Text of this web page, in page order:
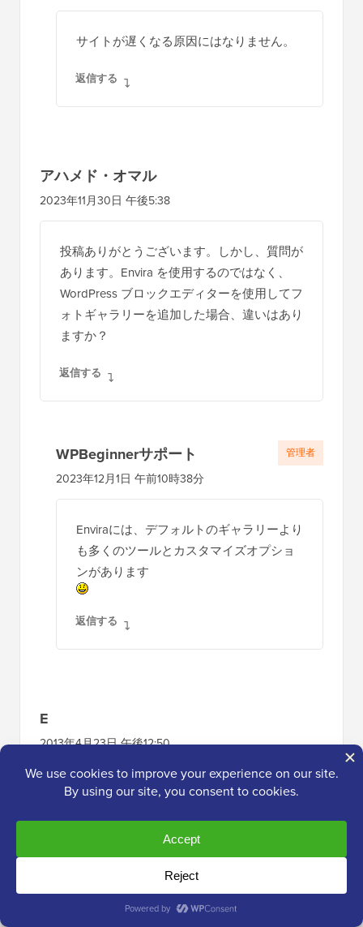
サイトが遅くなる原因にはなりません。
返信する
アハメド・オマル
2023年11月30日 午後5:38
投稿ありがとうございます。しかし、質問が
あります。Envira を使用するのではなく、
WordPress ブロックエディターを使用してフ
ォトギャラリーを追加した場合、違いはあり
ますか？
返信する
WPBeginnerサポート
2023年12月1日 午前10時38分
Enviraには、デフォルトのギャラリーより
も多くのツールとカスタマイズオプショ
ンがあります
返信する
管理者
E
2013年4月23日 午後12:50
この記事とこのウェブサイトを見つけられて